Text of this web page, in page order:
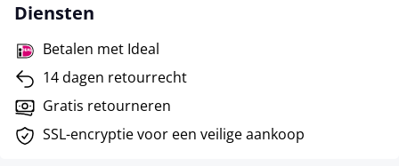
Diensten
Betalen met Ideal
14 dagen retourrecht
Gratis retourneren
SSL-encryptie voor een veilige aankoop